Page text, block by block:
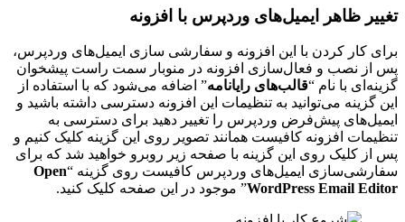
تغییر ظاهر ایمیل‌های وردپرس با افزونه
برای کار کردن با این افزونه و سفارشی سازی ایمیل‌های وردپرس،
پس از نصب و فعال‌سازی افزونه در منوبار سمت راست پیشخوان
گزینه‌ای با نام “قالب‌های رایانامه” اضافه می‌شود که با استفاده از
این گزینه می‌توانید به تنظیمات این افزونه دسترسی داشته باشید و
ایمیل‌های پیش‌فرض وردپرس را تغییر دهید برای دسترسی به
تنظیمات افزونه کافیست همانند تصویر روی این گزینه کلیک کنیم و
پس از کلیک روی این گزینه با صفحه زیر روبرو خواهید شد که برای
سفارشی‌سازی ایمیل‌های وردپرس کافیست روی گزینه “Open
WordPress Email Editor” موجود در این صفحه کلیک کنید.